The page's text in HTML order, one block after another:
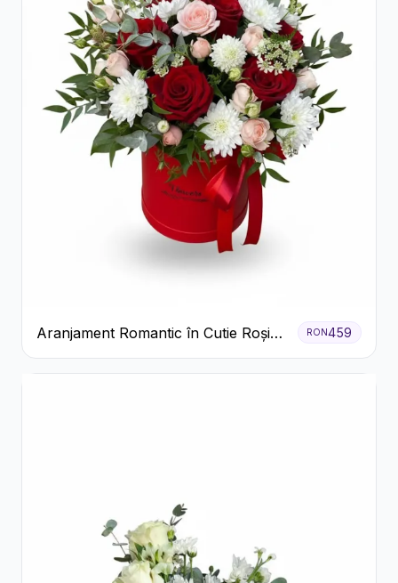
Aranjament Romantic în Cutie Roșie
cu Trandafiri și Crizanteme
RON 459